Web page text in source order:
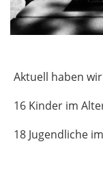
Aktuell haben wir
16 Kinder im
18 Jugendliche